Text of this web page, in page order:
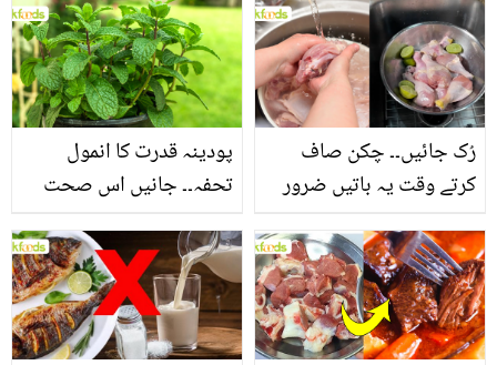
منرلز اور اینٹی آکسیڈنٹس
سے بھرپور اس سبزی کے
فائدے
بنانے کے چند قدرتی طریقے
پودینہ قدرت کا انمول
تحفہ۔۔ جانیں اس صحت
انگیز طبی فوائد
رُک جائیں۔۔ چکن صاف
کرتے وقت یہ باتیں ضرور